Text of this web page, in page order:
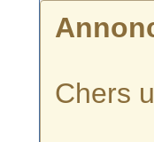
Chers